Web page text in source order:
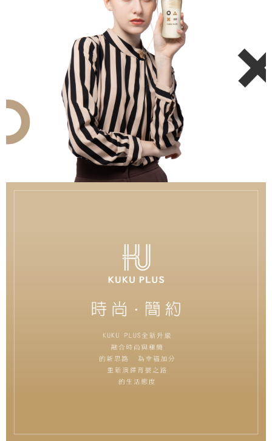
２．訂單成立數日內，您將收到繳費通知簡訊。
３．收到繳費通知簡訊後14天內，點擊此簡訊中的連結，可透過四大超商／
ATM／網路銀行／等多元方式進行付款，方視為交易完成。
※ 請注意：結帳手續完成當下不需立刻繳費，但若您需要取消訂單，請聯絡
購買商品的店家。未經商家同意取消之訂單仍視為有效，需透過AFTEE先享
後付繳納相關費用。
※ 交易是否成功請以「AFTEE先享後付 」之結帳頁面顯示為準，若有關於
是否繳費成功／繳費後需取消欲退款等相關疑問，請聯繫「AFTEE先享後付
客戶支援中心」 https://netprotections.freshdesk.com/support/home
【注意事項】
１．透過由恩沛科技股份有限公司提供之「AFTEE先享後付」服務完成之交
易，需依本服務之必要範圍內提供個人資料，並將交易相關給付款項請求債
權轉讓予恩沛科技股份有限公司。
２．關於個人資料處理事宜，請瀏覽以下網址：
https://aftee.tw/terms/#terms3
３．未成年的使用者請事先徵得法定代理人或監護人之同意方可使用
「AFTEE先享後付」，若未經同意申辦者引起之損失，本公司不負相關責
５．嚴禁一人註冊多個帳號或使用他人資訊註冊。若發現惡意使用之情形，
恩沛科技股份有限公司將有權停止該用戶之使用額度並採取法律行動。
每筆NT$150，滿NT$799(含以上)免運費
每筆NT$150，滿NT$1,299(含以上)免運費